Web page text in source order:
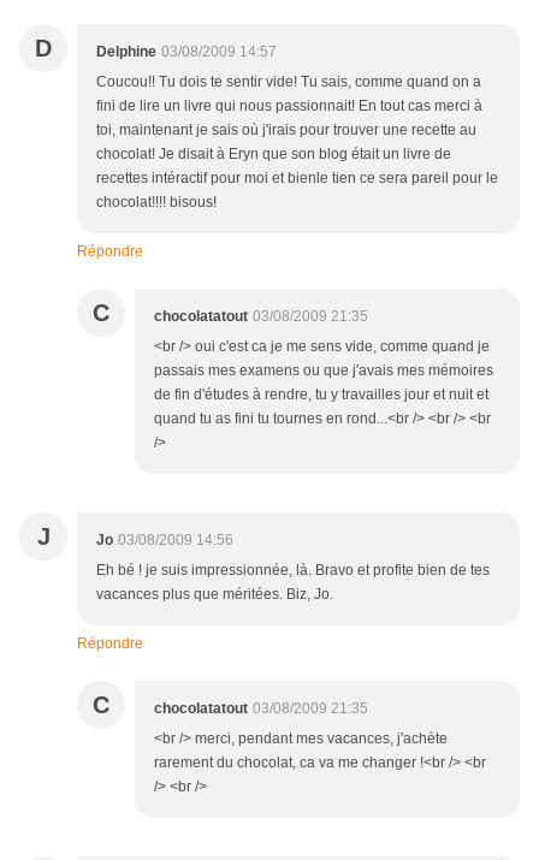
D Delphine 03/08/2009 14:57
Coucou!! Tu dois te sentir vide! Tu sais, comme quand on a
fini de lire un livre qui nous passionnait! En tout cas merci à
toi, maintenant je sais où j'irais pour trouver une recette au
chocolat! Je disait à Eryn que son blog était un livre de
recettes intéractif pour moi et bienle tien ce sera pareil pour le
chocolat!!!! bisous!
Répondre
C chocolatatout 03/08/2009 21:35
<br /> oui c'est ca je me sens vide, comme quand je
passais mes examens ou que j'avais mes mémoires
de fin d'études à rendre, tu y travailles jour et nuit et
quand tu as fini tu tournes en rond...<br /> <br /> <br
/>
J Jo 03/08/2009 14:56
Eh bé ! je suis impressionnée, là. Bravo et profite bien de tes
vacances plus que méritées. Biz, Jo.
Répondre
C chocolatatout 03/08/2009 21:35
<br /> merci, pendant mes vacances, j'achète
rarement du chocolat, ca va me changer !<br /> <br
/> <br />